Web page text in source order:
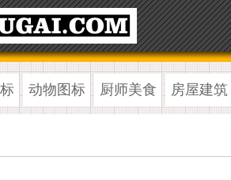
动物图标 厨师美食 房屋建筑